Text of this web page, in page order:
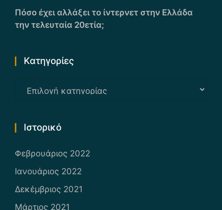
Πόσο έχει αλλάξει το ίντερνετ στην Ελλάδα
την τελευταία 20ετία;
Kατηγορίες
Kατηγορίες
Ιστορικό
Φεβρουάριος 2022
Ιανουάριος 2022
Δεκέμβριος 2021
Μάρτιος 2021